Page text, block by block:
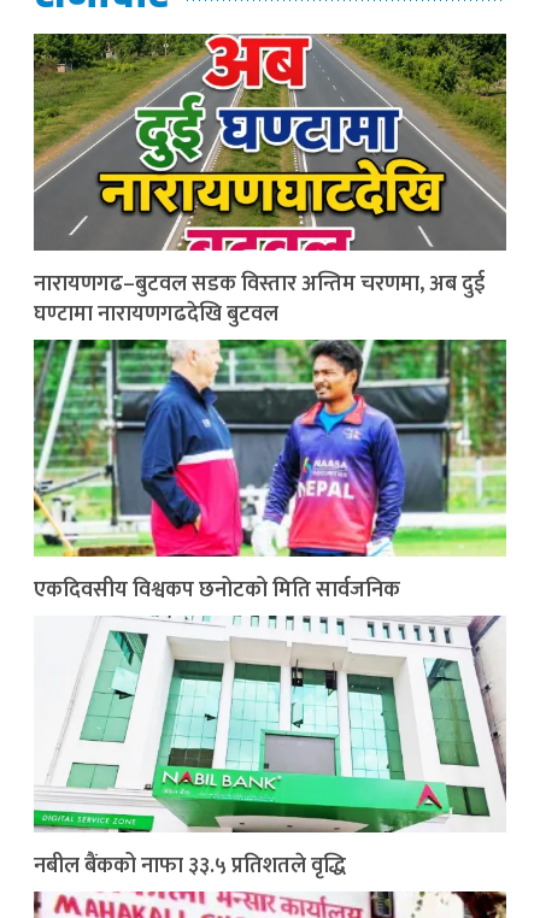
नारायणगढ–बुटवल सडक विस्तार अन्तिम चरणमा, अब दुई
घण्टामा नारायणगढदेखि बुटवल
एकदिवसीय विश्वकप छनोटको मिति सार्वजनिक
नबील बैंकको नाफा ३३.५ प्रतिशतले वृद्धि